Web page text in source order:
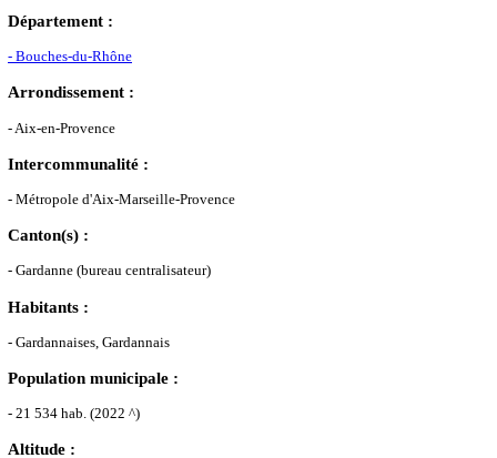
Département :
- Bouches-du-Rhône
Arrondissement :
- Aix-en-Provence
Intercommunalité :
- Métropole d'Aix-Marseille-Provence
Canton(s) :
- Gardanne (bureau centralisateur)
Habitants :
- Gardannaises, Gardannais
Population municipale :
- 21 534 hab. (2022 ^)
Altitude :